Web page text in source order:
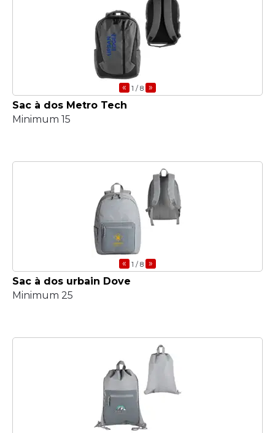
« 1 / 8 »
Sac à dos Metro Tech
Minimum 15
« 1 / 8 »
Sac à dos urbain Dove
Minimum 25